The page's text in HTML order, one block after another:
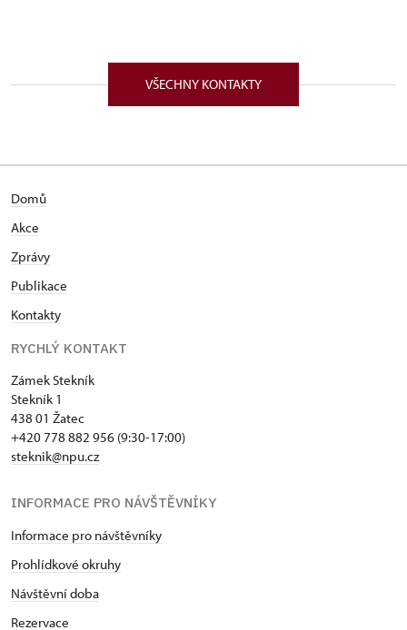
VŠECHNY KONTAKTY
Domů
Akce
Zprávy
Publikace
Kontakty
RYCHLÝ KONTAKT
Zámek Stekník
Stekník 1
438 01 Žatec
+420 778 882 956 (9:30-17:00)
steknik@npu.cz
INFORMACE PRO NÁVŠTĚVNÍKY
Informace pro návštěvníky
Prohlídkové okruhy
Návštěvní doba
Rezervace